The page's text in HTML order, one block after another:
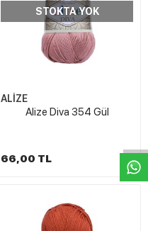
STOKTA YOK
ALİZE
Alize Diva 354 Gül
66,00 TL